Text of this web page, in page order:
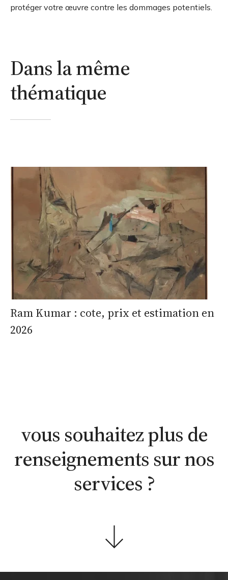
protéger votre œuvre contre les dommages potentiels.
Dans la même
thématique
Ram Kumar : cote, prix et estimation en
2026
vous souhaitez plus de
renseignements sur nos
services ?